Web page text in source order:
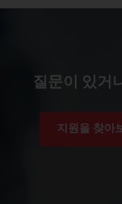
질문이 있거
지원을 찾아